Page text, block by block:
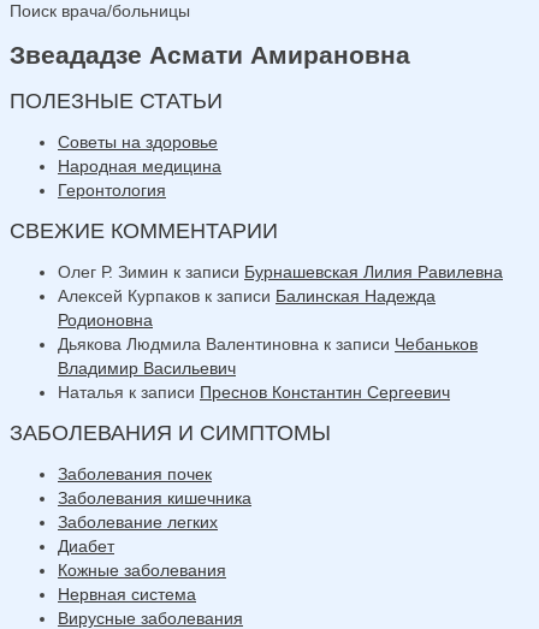
Поиск врача/больницы
Звеададзе Асмати Амирановна
ПОЛЕЗНЫЕ СТАТЬИ
Советы на здоровье
Народная медицина
Геронтология
СВЕЖИЕ КОММЕНТАРИИ
Олег Р. Зимин к записи Бурнашевская Лилия Равилевна
Алексей Курпаков к записи Балинская Надежда
Родионовна
Дьякова Людмила Валентиновна к записи Чебаньков
Владимир Васильевич
Наталья к записи Преснов Константин Сергеевич
ЗАБОЛЕВАНИЯ И СИМПТОМЫ
Заболевания почек
Заболевания кишечника
Заболевание легких
Диабет
Кожные заболевания
Нервная система
Вирусные заболевания